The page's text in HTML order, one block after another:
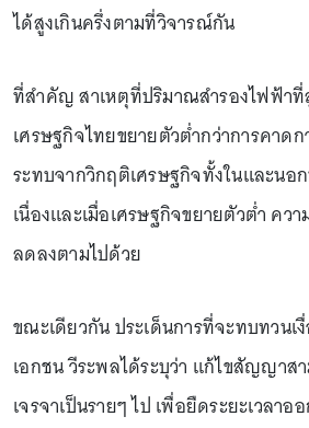
ได้สูงเกินครึ่งตามที่วิจารณ์กัน
ที่สำคัญ สาเหตุที่ปริมาณสำรองไฟฟ้าที่
เศรษฐกิจไทยขยายตัวต่ำกว่าการคาด
ระทบจากวิกฤติเศรษฐกิจทั้งในและนอ
เนื่องและเมื่อเศรษฐกิจขยายตัวต่ำ คว
ลดลงตามไปด้วย
ขณะเดียวกัน ประเด็นการที่จะทบทวน
เอกชน วีระพลได้ระบุว่า แก้ไขสัญญาส
เจรจาเป็นรายๆ ไป เพื่อยืดระยะเวลา